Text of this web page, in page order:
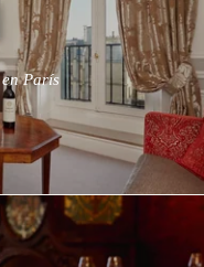
París